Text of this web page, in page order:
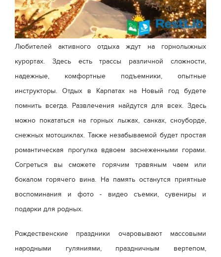
Любителей активного отдыха ждут на горнолыжных
курортах. Здесь есть трассы различной сложности,
надежные, комфортные подъемники, опытные
инструкторы. Отдых в Карпатах на Новый год будете
помнить всегда. Развлечения найдутся для всех. Здесь
можно покататься на горных лыжах, санках, сноуборде,
снежных мотоциклах. Также незабываемой будет простая
романтическая прогулка вдвоем заснеженными горами.
Согреться вы сможете горячим травяным чаем или
бокалом горячего вина. На память останутся приятные
воспоминания и фото - видео съемки, сувениры и
подарки для родных.
Рождественские праздники очаровывают массовыми
народными гуляниями, праздничным вертепом,